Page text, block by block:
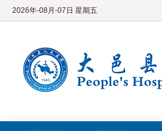
2026年-08月-07日 星期五